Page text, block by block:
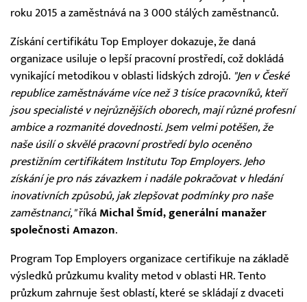
roku 2015 a zaměstnává na 3 000 stálých zaměstnanců.
Získání certifikátu Top Employer dokazuje, že daná
organizace usiluje o lepší pracovní prostředí, což dokládá
vynikající metodikou v oblasti lidských zdrojů. "Jen v České
republice zaměstnáváme více než 3 tisíce pracovníků, kteří
jsou specialisté v nejrůznějších oborech, mají různé profesní
ambice a rozmanité dovednosti. Jsem velmi potěšen, že
naše úsilí o skvělé pracovní prostředí bylo oceněno
prestižním certifikátem Institutu Top Employers. Jeho
získání je pro nás závazkem i nadále pokračovat v hledání
inovativních způsobů, jak zlepšovat podmínky pro naše
zaměstnanci,"říká Michal Šmíd, generální manažer
společnosti Amazon.
Program Top Employers organizace certifikuje na základě
výsledků průzkumu kvality metod v oblasti HR. Tento
průzkum zahrnuje šest oblastí, které se skládají z dvaceti